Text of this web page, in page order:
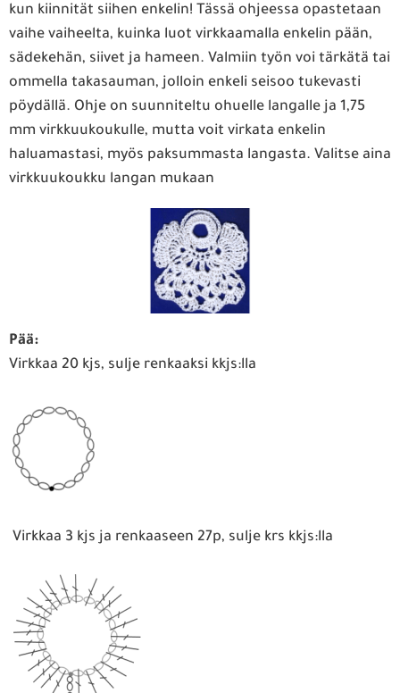
kun kiinnität siihen enkelin! Tässä ohjeessa opastetaan
vaihe vaiheelta, kuinka luot virkkaamalla enkelin pään,
sädekehän, siivet ja hameen. Valmiin työn voi tärkätä tai
ommella takasauman, jolloin enkeli seisoo tukevasti
pöydällä. Ohje on suunniteltu ohuelle langalle ja 1,75
mm virkkuukoukulle, mutta voit virkata enkelin
haluamastasi, myös paksummasta langasta. Valitse aina
virkkuukoukku langan mukaan
Pää:
Virkkaa 20 kjs, sulje renkaaksi kkjs:lla
Virkkaa 3 kjs ja renkaaseen 27p, sulje krs kkjs:lla